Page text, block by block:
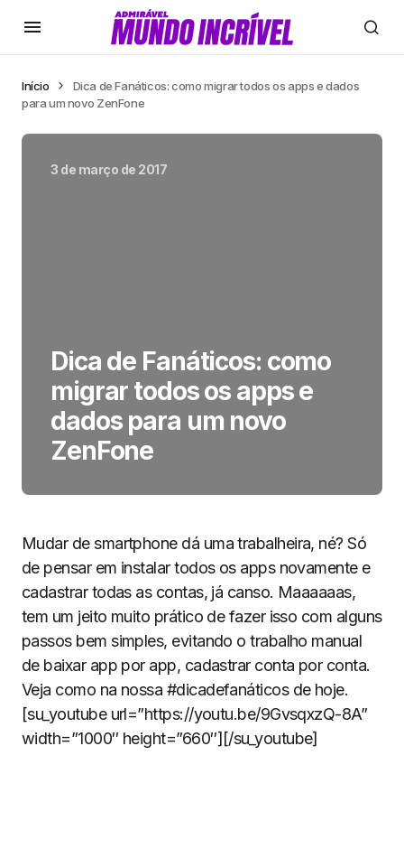
Início
Dica de Fanáticos: como migrar todos os apps e dados
para um novo ZenFone
3 de março de 2017
Dica de Fanáticos: como
migrar todos os apps e
dados para um novo
ZenFone
Mudar de smartphone dá uma trabalheira, né? Só
de pensar em instalar todos os apps novamente e
cadastrar todas as contas, já canso. Maaaaaas,
tem um jeito muito prático de fazer isso com alguns
passos bem simples, evitando o trabalho manual
de baixar app por app, cadastrar conta por conta.
Veja como na nossa #dicadefanáticos de hoje.
[su_youtube url=”https://youtu.be/9GvsqxzQ-8A”
width=”1000″ height=”660″][/su_youtube]